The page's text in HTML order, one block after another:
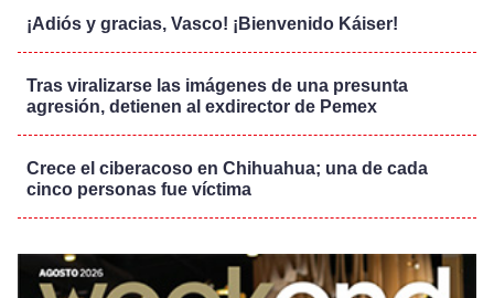
¡Adiós y gracias, Vasco! ¡Bienvenido Káiser!
Tras viralizarse las imágenes de una presunta
agresión, detienen al exdirector de Pemex
Crece el ciberacoso en Chihuahua; una de cada
cinco personas fue víctima